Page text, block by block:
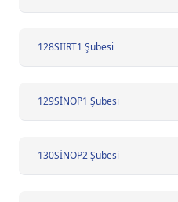
128SİİRT1 Şubesi
129SİNOP1 Şubesi
130SİNOP2 Şubesi